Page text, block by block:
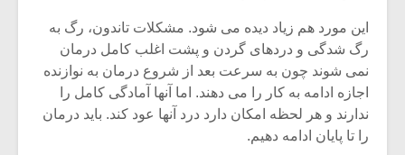
این مورد هم زیاد دیده می شود. مشکلات تاندون، رگ به
رگ شدگی و دردهای گردن و پشت اغلب کامل درمان
نمی شوند چون به سرعت بعد از شروع درمان به نوازنده
اجازه ادامه به کار را می دهند. اما آنها آمادگی کامل را
ندارند و هر لحظه امکان دارد درد آنها عود کند. باید درمان
را تا پایان ادامه دهیم.